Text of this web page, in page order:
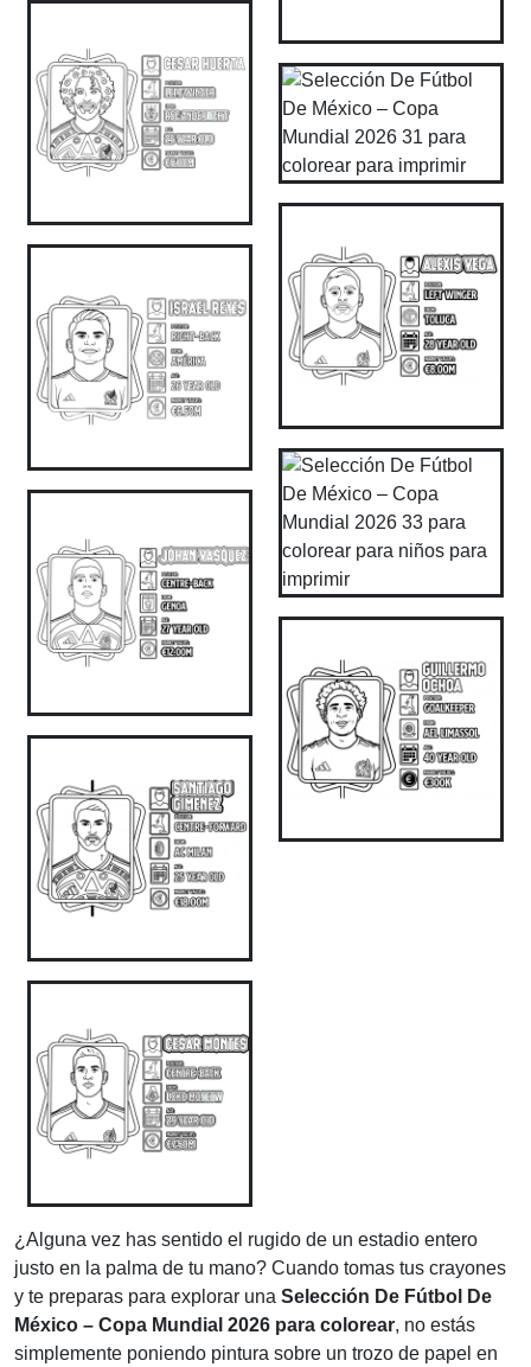
¿Alguna vez has sentido el rugido de un estadio entero
justo en la palma de tu mano? Cuando tomas tus crayones
y te preparas para explorar una Selección De Fútbol De
México – Copa Mundial 2026 para colorear, no estás
simplemente poniendo pintura sobre un trozo de papel en